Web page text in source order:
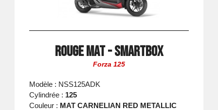
Rouge Mat - Smartbox
Forza 125
Modèle : NSS125ADK
Cylindrée : 125
Couleur : MAT CARNELIAN RED METALLIC